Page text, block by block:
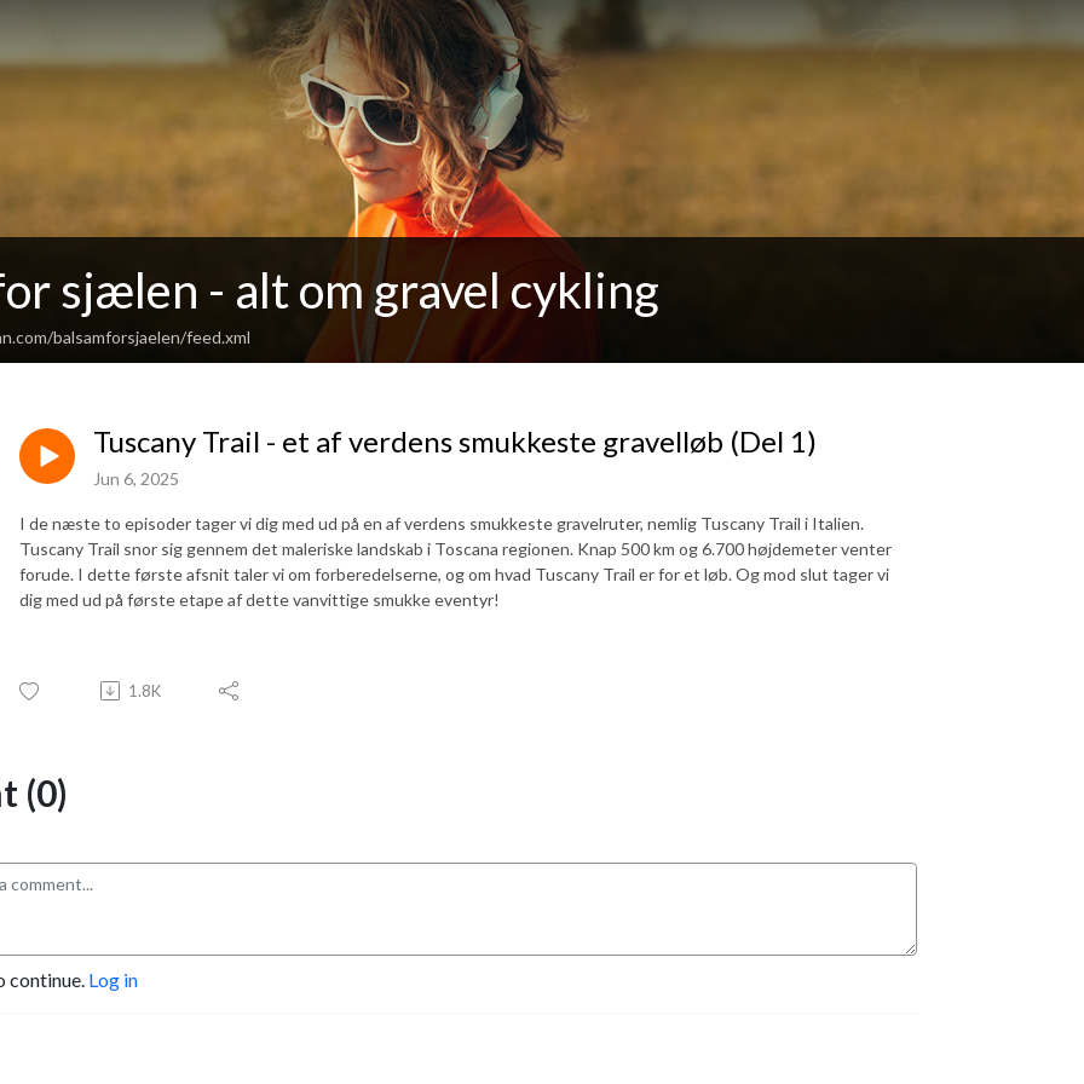
sjælen - alt om gravel cykling
balsamforsjaelen/feed.xml
Tuscany Trail - et af verdens smukkeste gravelløb (Del 1)
Jun 6, 2025
I de næste to episoder tager vi dig med ud på en af verdens smukkeste gravelruter, nemlig Tuscany Trail i Italien.
Tuscany Trail snor sig gennem det maleriske landskab i Toscana regionen. Knap 500 km og 6.700 højdemeter venter
forude. I dette første afsnit taler vi om forberedelserne, og om hvad Tuscany Trail er for et løb. Og mod slut tager vi
dig med ud på første etape af dette vanvittige smukke eventyr!
1.8K
(0)
continue. Log in